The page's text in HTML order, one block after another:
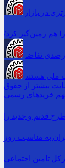
در بازار
هم زمین‌گیر کرد/
ملی هستند
بیشتر از حقوق
سهم خریدهای رسمی
قدیم و جدید را
به مناسبت روز
تامین اجتماعی